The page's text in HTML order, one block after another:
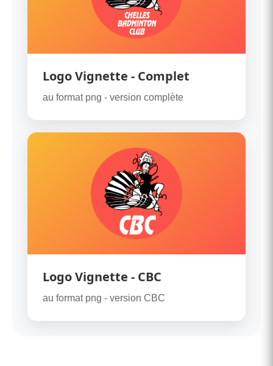
Logo Vignette - Complet
au format png - version complète
Logo Vignette - CBC
au format png - version CBC